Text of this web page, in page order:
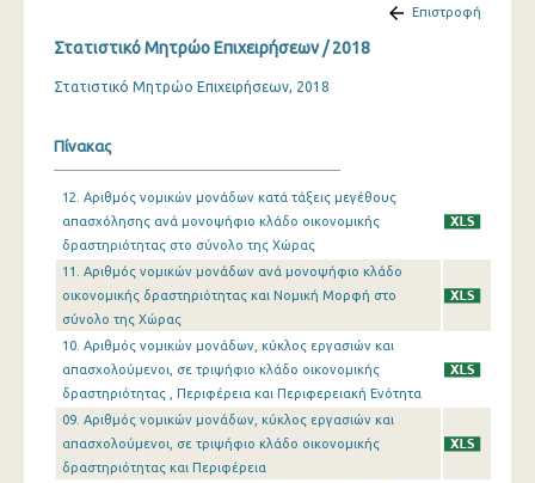
Επιστροφή
Στατιστικό Μητρώο Επιχειρήσεων / 2018
Στατιστικό Μητρώο Επιχειρήσεων, 2018
Πίνακας
12. Αριθμός νομικών μονάδων κατά τάξεις μεγέθους
απασχόλησης ανά μονοψήφιο κλάδο οικονομικής
δραστηριότητας στο σύνολο της Χώρας
11. Αριθμός νομικών μονάδων ανά μονοψήφιο κλάδο
οικονομικής δραστηριότητας και Νομική Μορφή στο
σύνολο της Χώρας
10. Αριθμός νομικών μονάδων, κύκλος εργασιών και
απασχολούμενοι, σε τριψήφιο κλάδο οικονομικής
δραστηριότητας , Περιφέρεια και Περιφερειακή Ενότητα
09. Αριθμός νομικών μονάδων, κύκλος εργασιών και
απασχολούμενοι, σε τριψήφιο κλάδο οικονομικής
δραστηριότητας και Περιφέρεια